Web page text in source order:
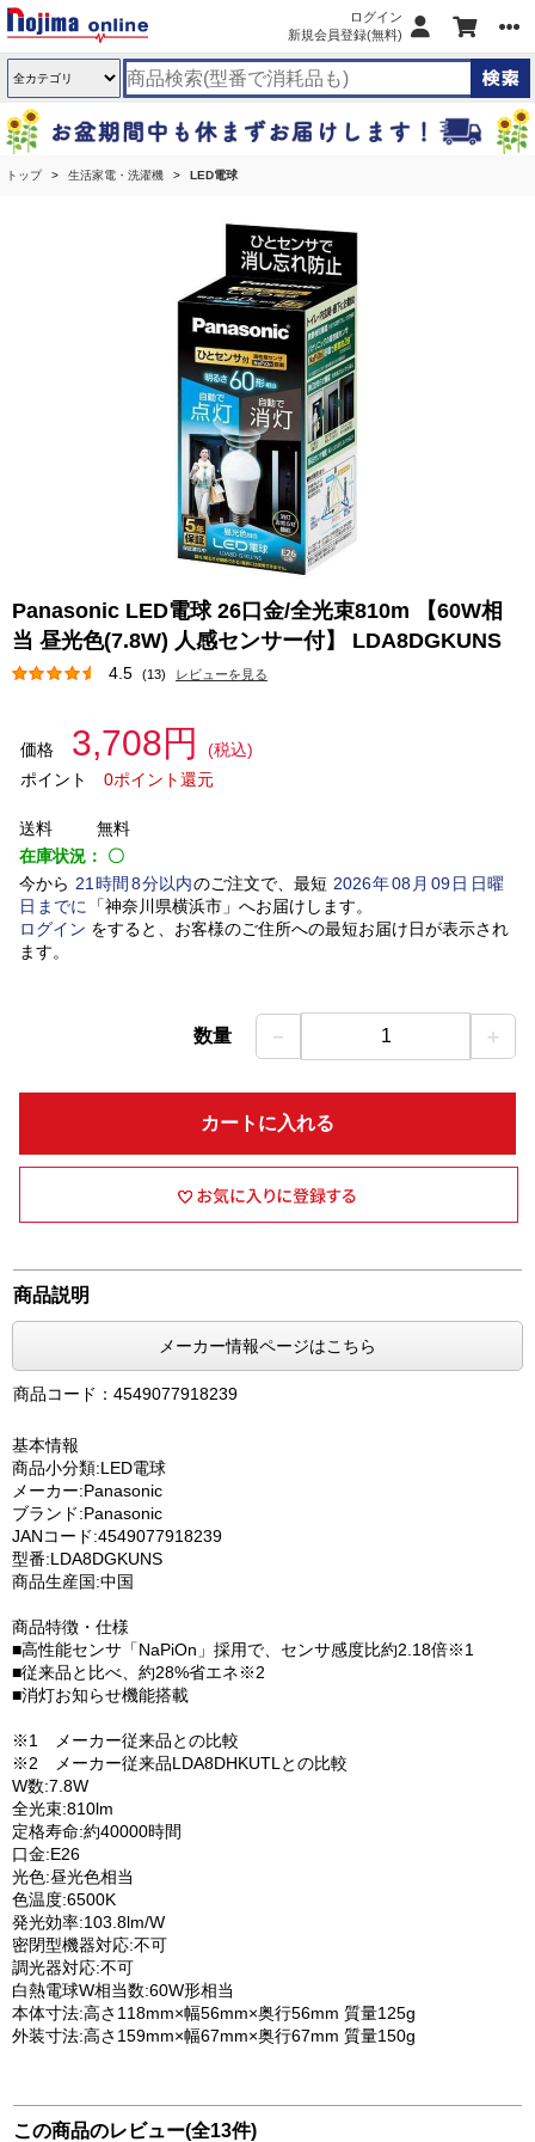
ログイン
新規会員登録(無料)
トップ 生活家電・洗濯機 LED電球
Panasonic LED電球 26口金/全光束810m 【60W相
当 昼光色(7.8W) 人感センサー付】 LDA8DGKUNS
4.5 (13) レビューを見る
価格 3,708円
(税込)
ポイント
0ポイント還元
送料
無料
在庫状況： 〇
今から 21 時間 8分以内のご注文で、最短 2026年08 月 09日日曜
日 までに 「神奈川県横浜市」 へお届けします。
ログイン をすると、お客様のご住所への最短お届け日が表示され
ます。
数量 － 1 ＋
カートに入れる
商品説明
メーカー情報ページはこちら
商品コード：4549077918239
基本情報
商品小分類:LED電球
メーカー:Panasonic
ブランド:Panasonic
JANコード:4549077918239
型番:LDA8DGKUNS
商品生産国:中国
商品特徴・仕様
■高性能センサ「NaPiOn」採用で、センサ感度比約2.18倍※1
■従来品と比べ、約28%省エネ※2
■消灯お知らせ機能搭載
※1 メーカー従来品との比較
※2 メーカー従来品LDA8DHKUTLとの比較
W数:7.8W
全光束:810lm
定格寿命:約40000時間
口金:E26
光色:昼光色相当
色温度:6500K
発光効率:103.8lm/W
密閉型機器対応:不可
調光器対応:不可
白熱電球W相当数:60W形相当
本体寸法:高さ118mm×幅56mm×奥行56mm 質量125g
外装寸法:高さ159mm×幅67mm×奥行67mm 質量150g
この商品のレビュー(全13件)